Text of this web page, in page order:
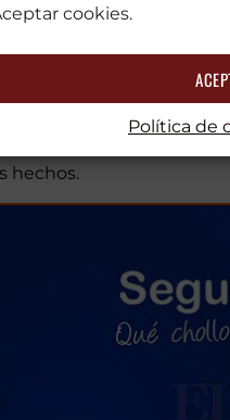
cookies.
Política de
de
incendio que se ha
hechos.